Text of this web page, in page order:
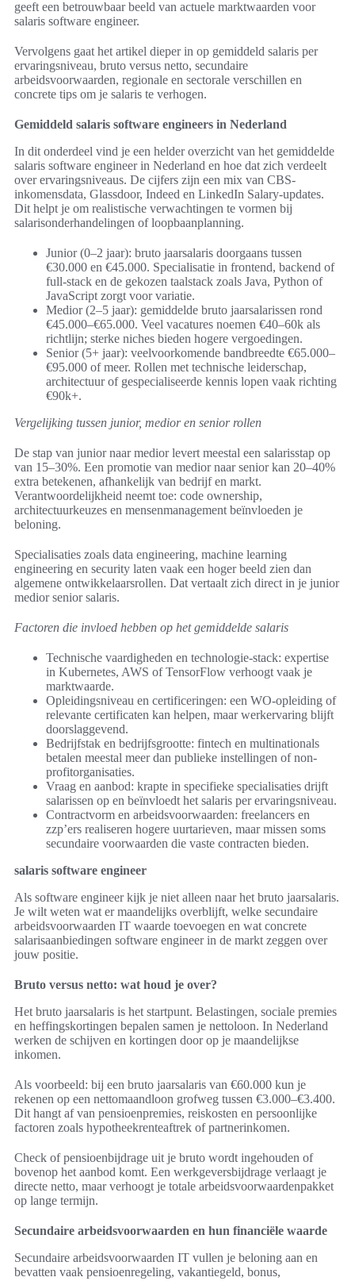
geeft een betrouwbaar beeld van actuele marktwaarden voor
salaris software engineer.
Vervolgens gaat het artikel dieper in op gemiddeld salaris per
ervaringsniveau, bruto versus netto, secundaire
arbeidsvoorwaarden, regionale en sectorale verschillen en
concrete tips om je salaris te verhogen.
Gemiddeld salaris software engineers in Nederland
In dit onderdeel vind je een helder overzicht van het gemiddelde
salaris software engineer in Nederland en hoe dat zich verdeelt
over ervaringsniveaus. De cijfers zijn een mix van CBS-
inkomensdata, Glassdoor, Indeed en LinkedIn Salary-updates.
Dit helpt je om realistische verwachtingen te vormen bij
salarisonderhandelingen of loopbaanplanning.
Junior (0–2 jaar): bruto jaarsalaris doorgaans tussen
€30.000 en €45.000. Specialisatie in frontend, backend of
full-stack en de gekozen taalstack zoals Java, Python of
JavaScript zorgt voor variatie.
Medior (2–5 jaar): gemiddelde bruto jaarsalarissen rond
€45.000–€65.000. Veel vacatures noemen €40–60k als
richtlijn; sterke niches bieden hogere vergoedingen.
Senior (5+ jaar): veelvoorkomende bandbreedte €65.000–
€95.000 of meer. Rollen met technische leiderschap,
architectuur of gespecialiseerde kennis lopen vaak richting
€90k+.
Vergelijking tussen junior, medior en senior rollen
De stap van junior naar medior levert meestal een salarisstap op
van 15–30%. Een promotie van medior naar senior kan 20–40%
extra betekenen, afhankelijk van bedrijf en markt.
Verantwoordelijkheid neemt toe: code ownership,
architectuurkeuzes en mensenmanagement beïnvloeden je
beloning.
Specialisaties zoals data engineering, machine learning
engineering en security laten vaak een hoger beeld zien dan
algemene ontwikkelaarsrollen. Dat vertaalt zich direct in je junior
medior senior salaris.
Factoren die invloed hebben op het gemiddelde salaris
Technische vaardigheden en technologie-stack: expertise
in Kubernetes, AWS of TensorFlow verhoogt vaak je
marktwaarde.
Opleidingsniveau en certificeringen: een WO-opleiding of
relevante certificaten kan helpen, maar werkervaring blijft
doorslaggevend.
Bedrijfstak en bedrijfsgrootte: fintech en multinationals
betalen meestal meer dan publieke instellingen of non-
profitorganisaties.
Vraag en aanbod: krapte in specifieke specialisaties drijft
salarissen op en beïnvloedt het salaris per ervaringsniveau.
Contractvorm en arbeidsvoorwaarden: freelancers en
zzp’ers realiseren hogere uurtarieven, maar missen soms
secundaire voorwaarden die vaste contracten bieden.
salaris software engineer
Als software engineer kijk je niet alleen naar het bruto jaarsalaris.
Je wilt weten wat er maandelijks overblijft, welke secundaire
arbeidsvoorwaarden IT waarde toevoegen en wat concrete
salarisaanbiedingen software engineer in de markt zeggen over
jouw positie.
Bruto versus netto: wat houd je over?
Het bruto jaarsalaris is het startpunt. Belastingen, sociale premies
en heffingskortingen bepalen samen je nettoloon. In Nederland
werken de schijven en kortingen door op je maandelijkse
inkomen.
Als voorbeeld: bij een bruto jaarsalaris van €60.000 kun je
rekenen op een nettomaandloon grofweg tussen €3.000–€3.400.
Dit hangt af van pensioenpremies, reiskosten en persoonlijke
factoren zoals hypotheekrenteaftrek of partnerinkomen.
Check of pensioenbijdrage uit je bruto wordt ingehouden of
bovenop het aanbod komt. Een werkgeversbijdrage verlaagt je
directe netto, maar verhoogt je totale arbeidsvoorwaardenpakket
op lange termijn.
Secundaire arbeidsvoorwaarden en hun financiële waarde
Secundaire arbeidsvoorwaarden IT vullen je beloning aan en
bevatten vaak pensioenregeling, vakantiegeld, bonus,